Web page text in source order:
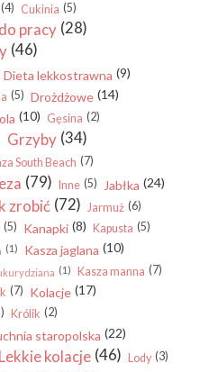
(4) Cukinia (5)
pracy (28)
(46)
Dieta lekkostrawna (9)
(5) Drożdżowe (14)
(10) Gęsina (2)
Grzyby (34)
South Beach (7)
(79) Inne (5) Jabłka (24)
zrobić (72) Jarmuż (6)
(5) Kanapki (8) Kapusta (5)
(1) Kasza jaglana (10)
(1) Kasza manna (7)
(7) Kolacje (17)
Królik (2)
staropolska (22)
Lekkie kolacje (46) Lody (3)